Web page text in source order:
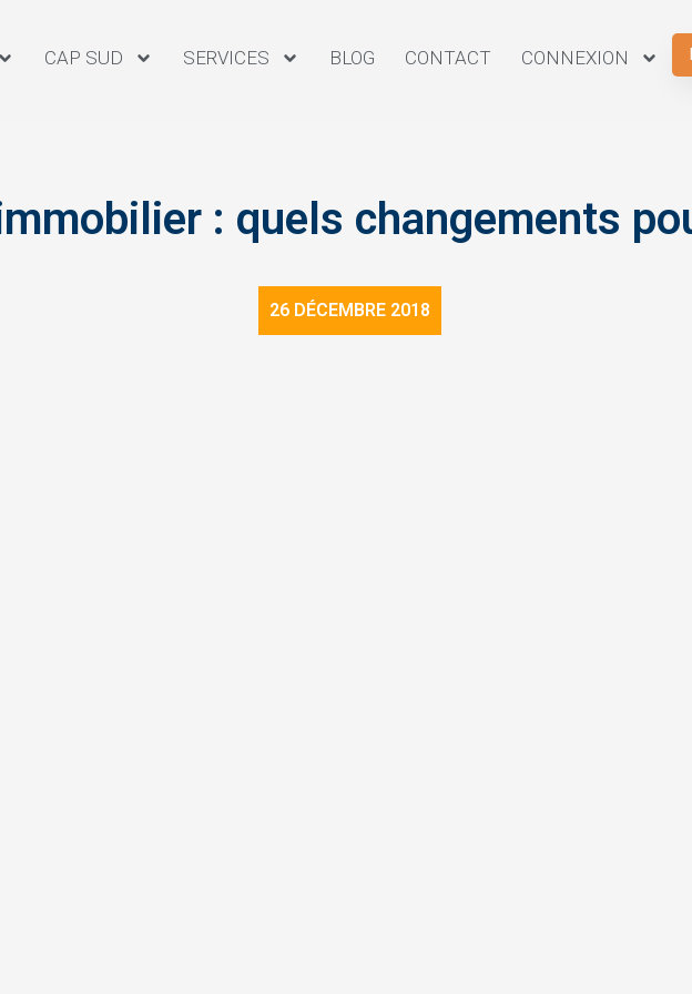
CAP SUD SERVICES BLOG CONTACT CONNEXION
: quels changements
26 DÉCEMBRE 2018